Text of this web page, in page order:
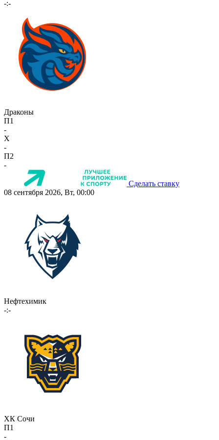
-:-
Драконы
П1
-
X
-
П2
-
Сделать ставку
08 сентября 2026, Вт, 00:00
Нефтехимик
-:-
ХК Сочи
П1
-